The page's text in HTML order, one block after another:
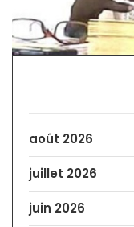
août 2026
juillet 2026
juin 2026